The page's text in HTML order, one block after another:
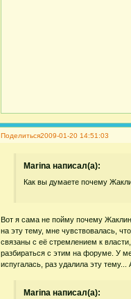
Поделиться2009-01-20 14:51:03
Marina написал(а):
Как вы думаете почему
Вот я сама не пойму почему
на эту тему, мне чувствовалась,
связаны с её стремлением к
разбираться с этим на форуме. У
испугалась, раз удалила эту тему...
Marina написал(а):